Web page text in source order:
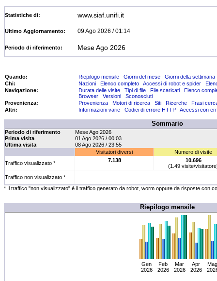
Statistiche di: www.siaf.unifi.it
Ultimo Aggiornamento: 09 Ago 2026 / 01:14
Periodo di riferimento: Mese Ago 2026
Quando: Riepilogo mensile Giorni del mese
Giorni della settimana
Chi:
Nazioni Elenco completo Accessi di robot e spider
Navigazione:
Durata delle visite Tipi di file File scaricati
Elenco
Browser
Versioni
Sconosciuti
Provenienza:
Provenienza Motori di ricerca Siti Ricerche
Frasi
Altri:
Informazioni varie Codici di errore HTTP Accessi con
Sommario
Periodo di riferimento
Mese Ago 2026
Prima visita
01 Ago 2026 / 00:03
Ultima visita
08 Ago 2026 / 23:55
Visitatori diversi
Numero di visite
Traffico visualizzato *
7.138
10.696
(1.49 visite/
Traffico non visualizzato *
* Il traffico "non visualizzato" è il traffico generato da robot, worm oppure da risposte con
Riepilogo mensile
Gen
2026
Feb
2026
Mar
2026
Apr
2026
Mag